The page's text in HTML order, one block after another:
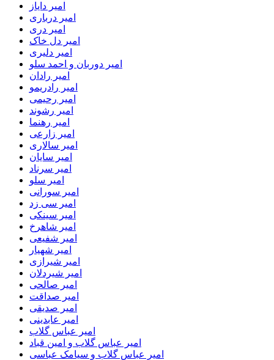
امیر دایاز
امیر درباری
امیر دری
امیر دل خاک
امیر دلیری
امیر دوربان و احمد سلو
امیر رادان
امیر رادریمو
امیر رحیمی
امیر رشوند
امیر رهنما
امیر زارعی
امیر سالاری
امیر سایان
امیر سرناد
امیر سلو
امیر سورانی
امیر سی زد
امیر سینکی
امیر شاهرخ
امیر شفیعی
امیر شهیار
امیر شیرازی
امیر شیردلان
امیر صالحی
امیر صداقت
امیر صدیقی
امیر عابدینی
امیر عباس گلاب
امیر عباس گلاب و امین قباد
امیر عباس گلاب و سیامک عباسی